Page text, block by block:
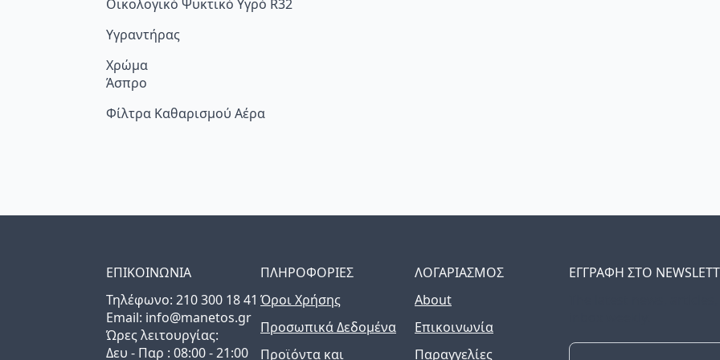
Οικολογικό Ψυκτικό Υγρό R32
Υγραντήρας
Χρώμα
Άσπρο
Φίλτρα Καθαρισμού Αέρα
ΕΠΙΚΟΙΝΩΝΙΑ
Τηλέφωνo: 210 300 18 41
Email: info@manetos.gr
Ώρες λειτουργίας:
Δευ - Παρ : 08:00 - 21:00
ΠΛΗΡΟΦΟΡΙΕΣ
Όροι Χρήσης
Προσωπικά Δεδομένα
Προϊόντα και
ΛΟΓΑΡΙΑΣΜΟΣ
About
Επικοινωνία
Παραγγελίες
ΕΓΓΡΑΦΗ ΣΤΟ